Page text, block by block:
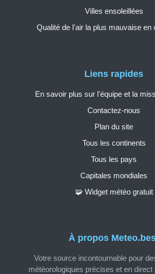
À propos
Votre source incontournable pour
météorologiques précises et en direct
Liens rapides
En savoir plus sur l'équipe et la
Contactez-nous
Plan du site
Tous les continents
Tous les pays
Capitales mondiales
🧩 Widget météo gratuit
Villes ensoleillées
Qualité de l'air la plus mauvaise en